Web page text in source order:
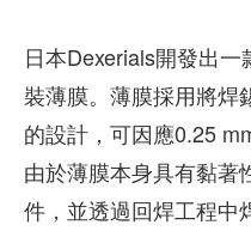
日本Dexerials開發出
裝薄膜。薄膜採用將焊
的設計，可因應0.25
由於薄膜本身具有黏著
件，並透過回焊工程中